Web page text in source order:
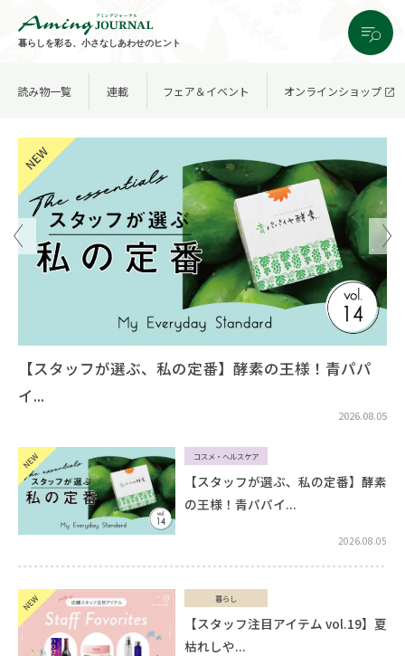
暮らしを彩る、小さなしあわせのヒント
読み物一覧 連載 フェア＆イベント オンラインショップ
【スタッフが選ぶ、私の定番】酵素の王様！青パパ
イ...
2026.08.05
コスメ・ヘルスケア
2026.08.05
【スタッフが選ぶ、私の定番】酵素
の王様！青パパイ...
暮らし
【スタッフ注目アイテム vol.19】夏
枯れしや...